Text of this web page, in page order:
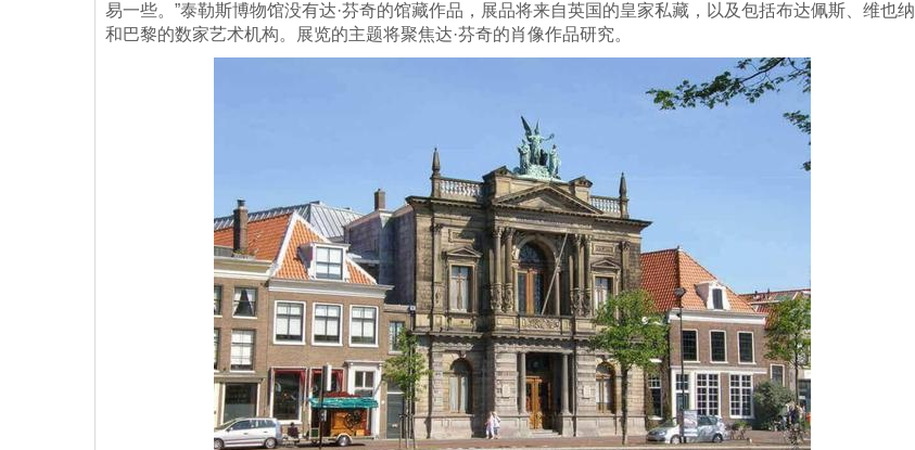
易一些。”泰勒斯博物馆没有达·芬奇的馆藏作品，展品将来自英国的皇家私藏，以及包括布达佩斯、维也纳
和巴黎的数家艺术机构。展览的主题将聚焦达·芬奇的肖像作品研究。